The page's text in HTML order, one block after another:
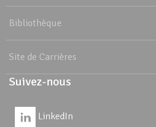
Bibliothèque
Site de Carrières
Suivez-nous
LinkedIn